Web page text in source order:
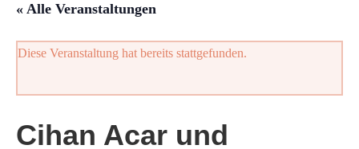
« Alle Veranstaltungen
Diese Veranstaltung hat bereits stattgefunden.
Cihan Acar und